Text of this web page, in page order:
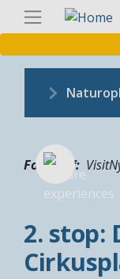
Fotograf
2. stop: